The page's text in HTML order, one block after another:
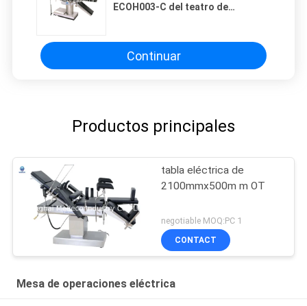
ECOH003-C del teatro de
Continuar
Productos principales
tabla eléctrica de
2100mmx500m m OT
negotiable MOQ:PC 1
CONTACT
Mesa de operaciones eléctrica